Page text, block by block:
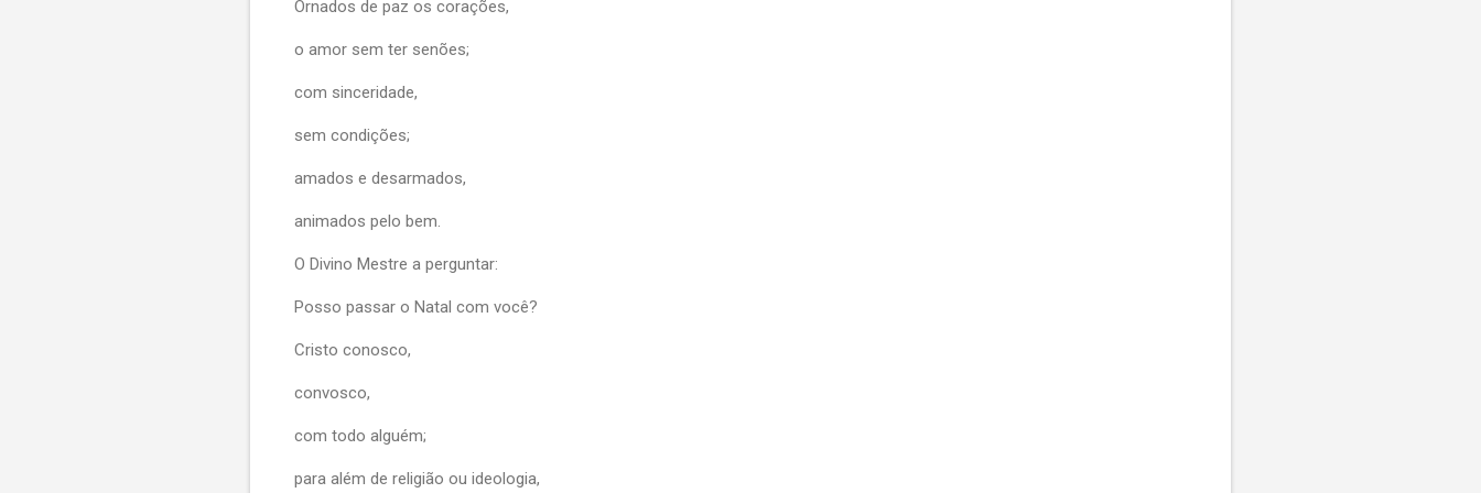
Ornados de paz os corações,
o amor sem ter senões;
com sinceridade,
sem condições;
amados e desarmados,
animados pelo bem.
O Divino Mestre a perguntar:
Posso passar o Natal com você?
Cristo conosco,
convosco,
com todo alguém;
para além de religião ou ideologia,